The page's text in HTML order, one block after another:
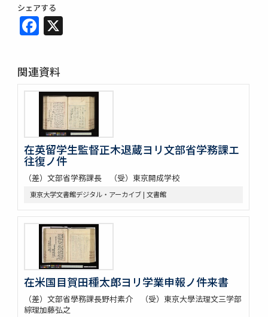
シェアする
Facebook
関連資料
在英留学生監督正木退蔵ヨリ文部省学務課エ
往復ノ件
（差）文部省学務課長 （受）東京開成学校
東京大学文書館デジタル・アーカイブ | 文書館
在米国目賀田種太郎ヨリ学業申報ノ件来書
（差）文部省學務課長野村素介 （受）東京大學法理文三学部
綜理加藤弘之